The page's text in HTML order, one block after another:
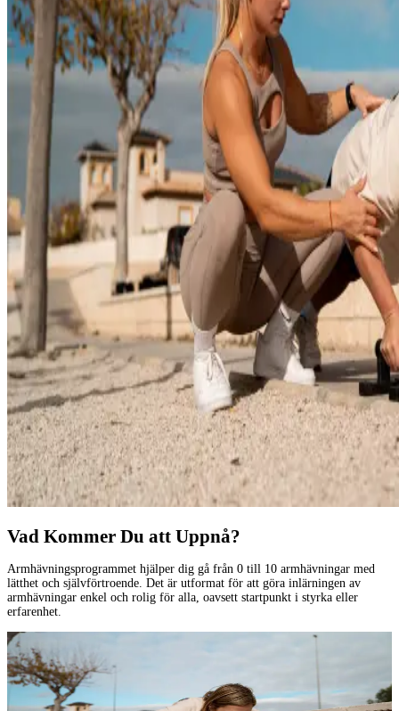
Vad Kommer Du att Uppnå?
Armhävningsprogrammet hjälper dig gå från 0 till 10 armhävningar med
lätthet och självförtroende. Det är utformat för att göra inlärningen av
armhävningar enkel och rolig för alla, oavsett startpunkt i styrka eller
erfarenhet.
Din Första Armhävning
Learn more